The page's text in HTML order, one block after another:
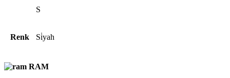
S
Renk Si̇yah
RAM